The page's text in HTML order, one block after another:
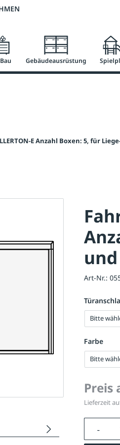
ab 50 €
Gebäudeausrüstung
E Anzahl Boxen: 5, für
Art-Nr.:
Bitte
Farbe
Bitte
Preis
Lieferzeit